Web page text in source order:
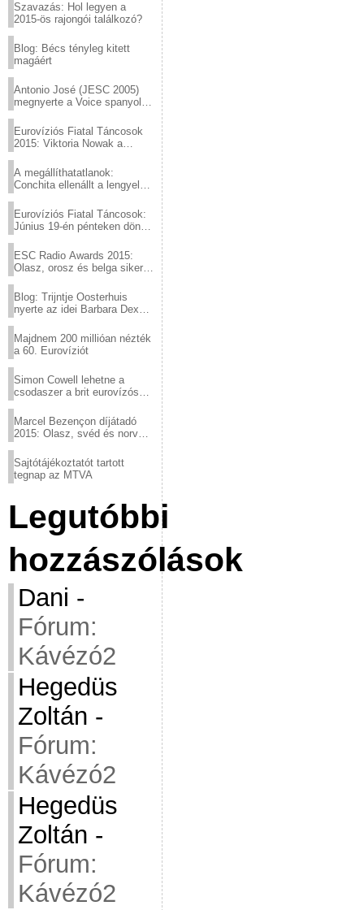
Szavazás: Hol legyen a
2015-ös rajongói találkozó?
Blog: Bécs tényleg kitett
magáért
Antonio José (JESC 2005)
megnyerte a Voice spanyol
Eurovíziós Fiatal Táncosok
2015: Viktoria Nowak a
A megállíthatatlanok:
Conchita ellenállt a lengyel
Eurovíziós Fiatal Táncosok:
Június 19-én pénteken döntő
ESC Radio Awards 2015:
Olasz, orosz és belga siker,
Blog: Trijntje Oosterhuis
nyerte az idei Barbara Dex
Majdnem 200 millióan nézték
a 60. Eurovíziót
Simon Cowell lehetne a
csodaszer a brit eurovízós
Marcel Bezençon díjátadó
2015: Olasz, svéd és norvég
Sajtótájékoztatót tartott
tegnap az MTVA
Legutóbbi
hozzászólások
Dani -
Fórum:
Kávézó2
Hegedüs
Zoltán -
Fórum:
Kávézó2
Hegedüs
Zoltán -
Fórum:
Kávézó2